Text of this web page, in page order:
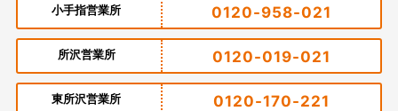
小手指営業所 0120-958-021
所沢営業所 0120-019-021
東所沢営業所 0120-170-221